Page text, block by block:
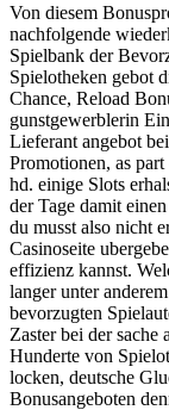
Von diesem
nachfolgende
Spielbank der
Spielotheken gebot
Chance, Reload
gunstgewerblerin
Lieferant angebot
Promotionen, as
hd. einige Slots
der Tage damit
du musst also nicht
Casinoseite
effizienz kannst.
langer unter
bevorzugten
Zaster bei der sache
Hunderte von
locken, deutsche
Bonusangeboten